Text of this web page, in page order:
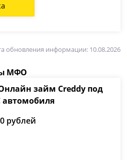
обновления информации: 10.08.2026
МФО
займ Creddy под
автомобиля
рублей